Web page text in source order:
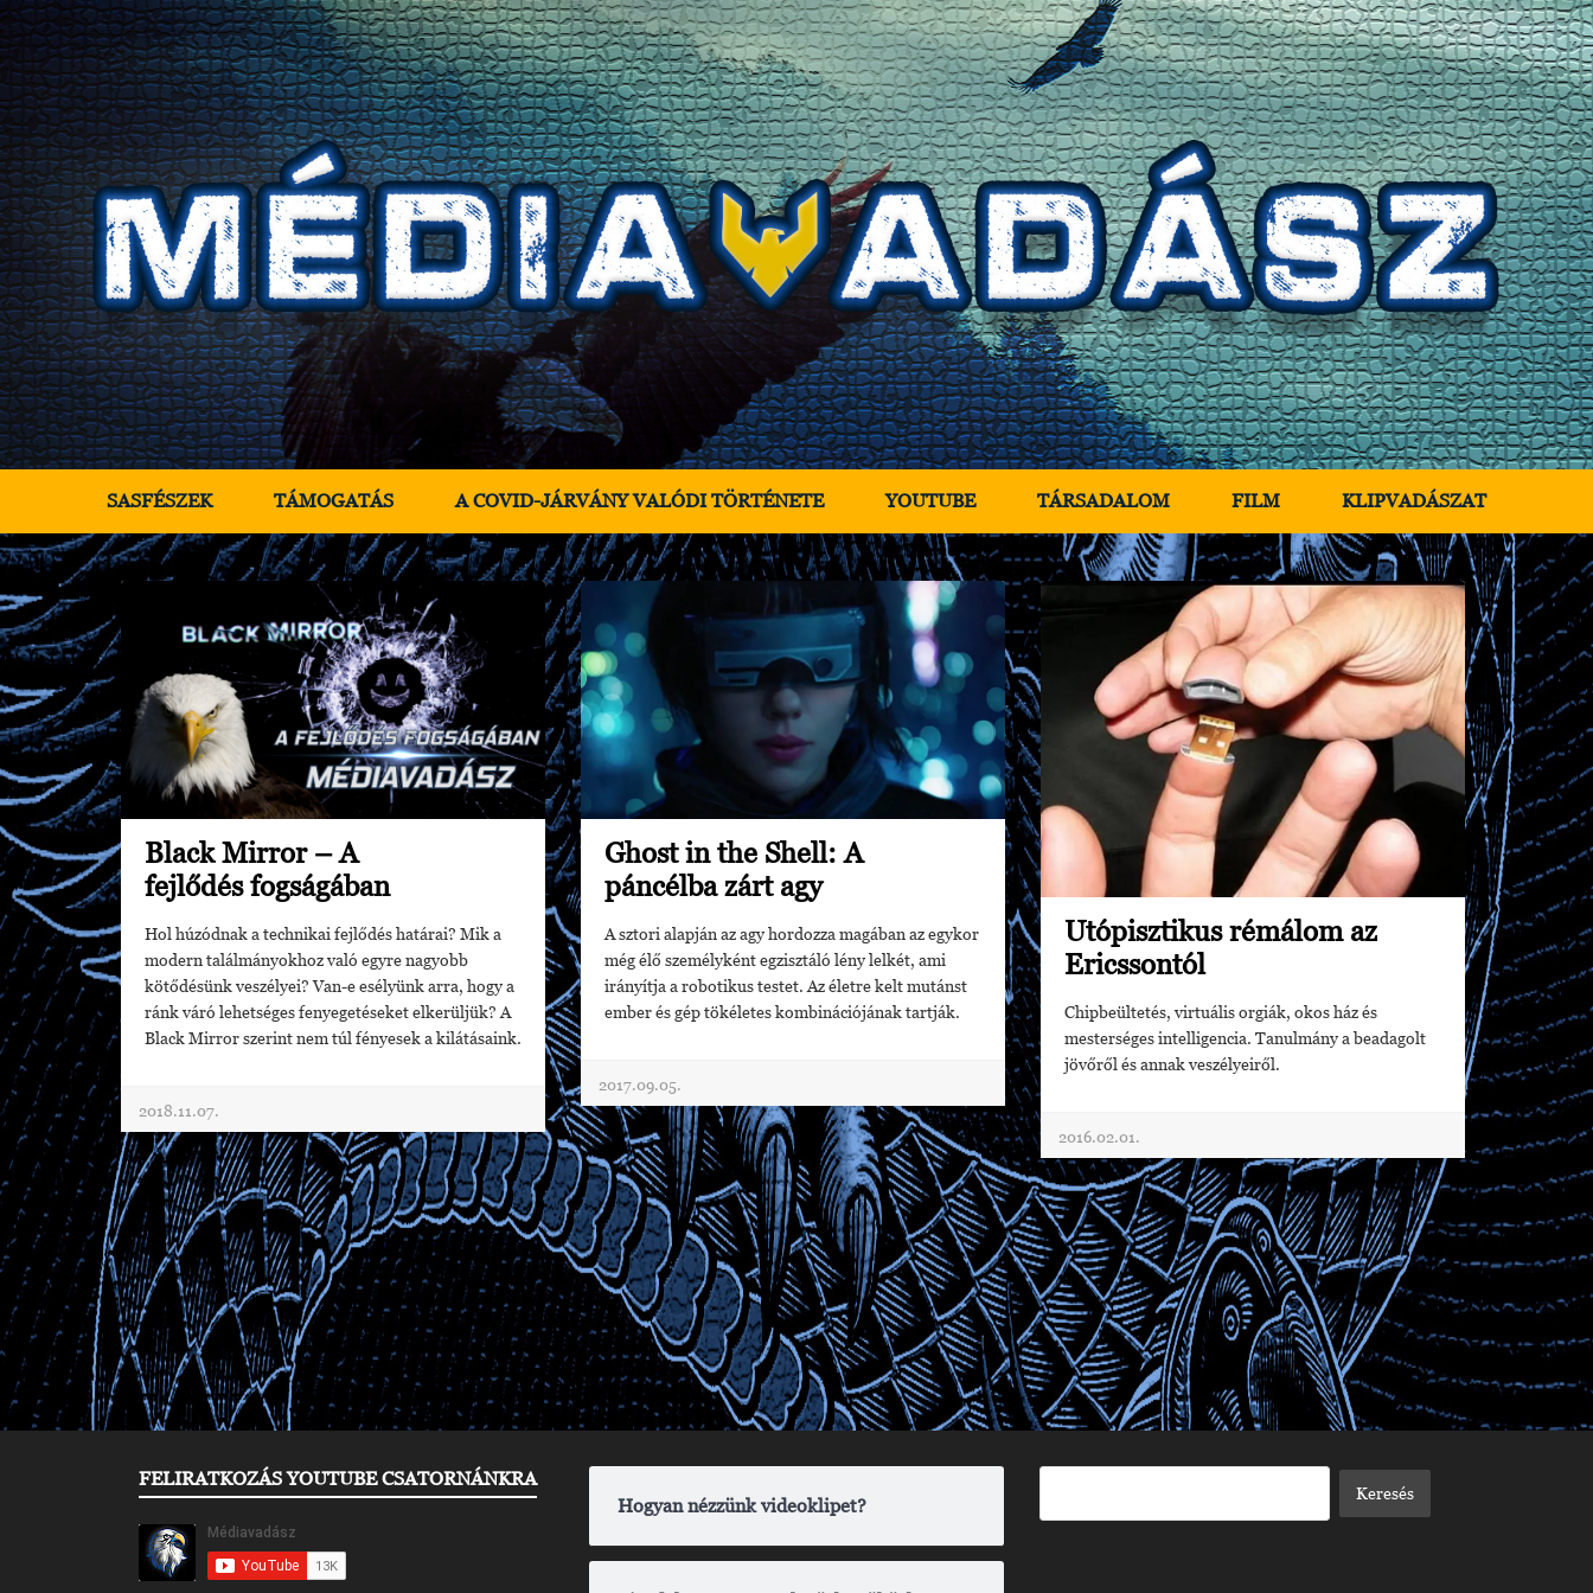
SASFÉSZEK TÁMOGATÁS A COVID-JÁRVÁNY VALÓDI TÖRTÉNETE YOUTUBE TÁRSADALOM FILM KLIPVADÁSZAT
Black Mirror – A
fejlődés fogságában
Hol húzódnak a technikai fejlődés határai? Mik a
modern találmányokhoz való egyre nagyobb
kötődésünk veszélyei? Van-e esélyünk arra, hogy a
ránk váró lehetséges fenyegetéseket elkerüljük? A
Black Mirror szerint nem túl fényesek a kilátásaink.
2018.11.07.
Ghost in the Shell: A
páncélba zárt agy
A sztori alapján az agy hordozza magában az egykor
még élő személyként egzisztáló lény lelkét, ami
irányítja a robotikus testet. Az életre kelt mutánst
ember és gép tökéletes kombinációjának tartják.
2017.09.05.
Utópisztikus rémálom az
Ericssontól
Chipbeültetés, virtuális orgiák, okos ház és
mesterséges intelligencia. Tanulmány a beadagolt
jövőről és annak veszélyeiről.
2016.02.01.
FELIRATKOZÁS YOUTUBE CSATORNÁNKRA
Hogyan nézzünk videoklipet?